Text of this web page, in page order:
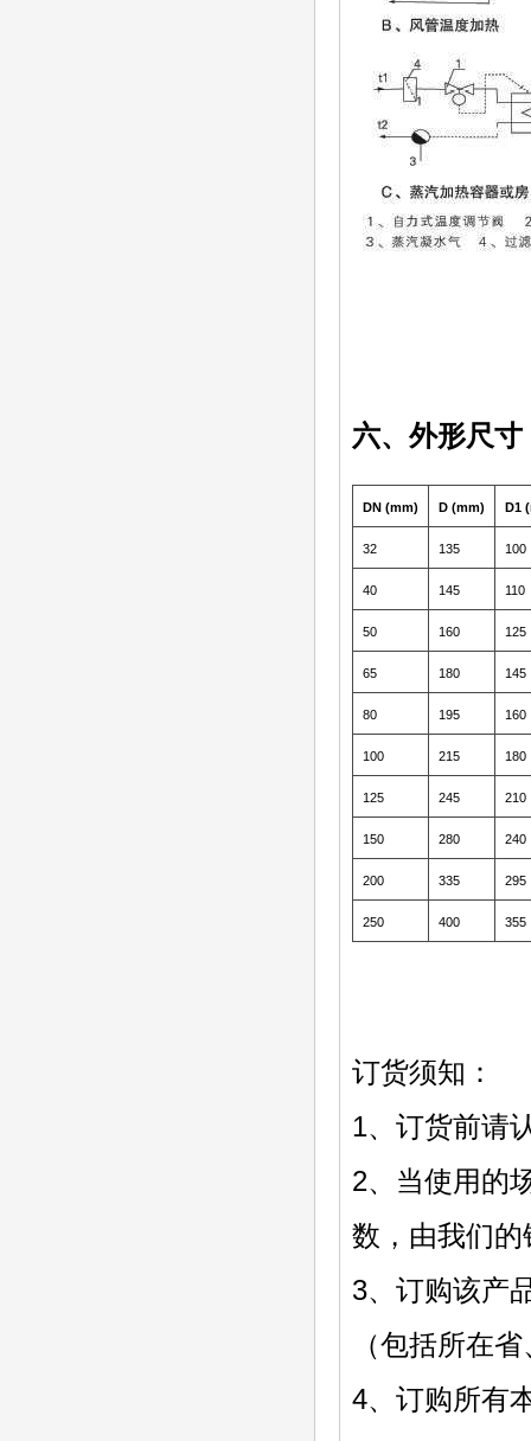
六、外形尺寸
DN (mm) D (mm) D1
32 135 100
40 145 110
50 160 125
65 180 145
80 195 160
100 215 180
125 245 210
150 280 240
200 335 295
250 400 355
订货须知：
1、订货前请
2、当使用的
数，由我们
3、订购该产
（包括所在
4、订购所有